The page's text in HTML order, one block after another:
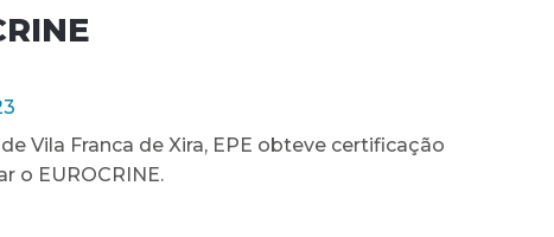
Vila Franca de Xira, EPE obteve certificação
o EUROCRINE.